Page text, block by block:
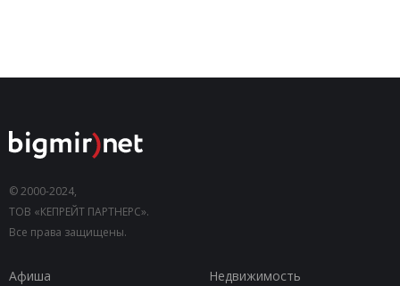
© 2000-2024,
ТОВ «КЕПРЕЙТ ПАРТНЕРС».
Все права защищены.
Афиша
Недвижимость